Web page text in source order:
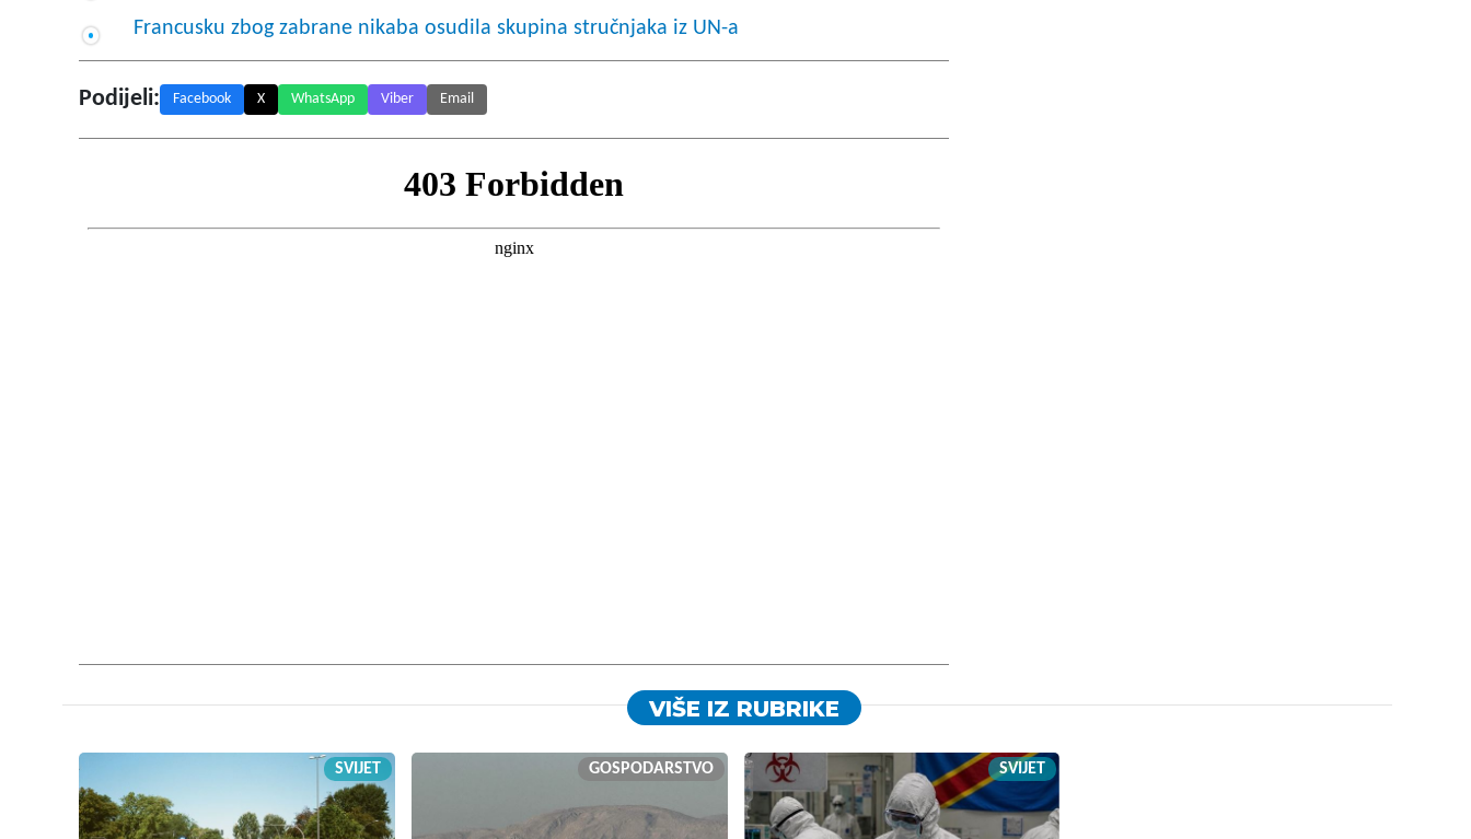
Francusku zbog zabrane nikaba osudila skupina stručnjaka iz UN-a
Podijeli: Facebook X WhatsApp Viber Email
VIŠE IZ RUBRIKE
SVIJET GOSPODARSTVO SVIJET